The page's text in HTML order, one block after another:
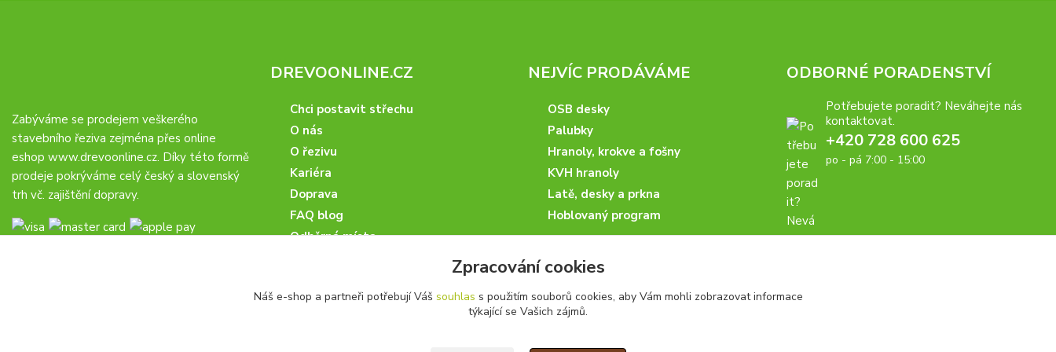
Zabýváme se prodejem veškerého
stavebního řeziva zejména přes online
eshop www.drevoonline.cz. Díky této formě
prodeje pokrýváme celý český a slovenský
trh vč. zajištění dopravy.
DREVOONLINE.CZ
Chci postavit střechu
O nás
O řezivu
Kariéra
Doprava
FAQ blog
Odběrná místa
Obchodní partneři
NEJVÍC PRODÁVÁME
OSB desky
Palubky
Hranoly, krokve a fošny
KVH hranoly
Latě, desky a prkna
Hoblovaný program
ODBORNÉ PORADENSTVÍ
Potřebujete poradit? Neváhejte nás
kontaktovat.
+420 728 600 625
po - pá 7:00 - 15:00
Zpracování cookies
Náš e-shop a partneři potřebují Váš souhlas s použitím souborů cookies, aby Vám mohli zobrazovat informace
týkající se Vašich zájmů.